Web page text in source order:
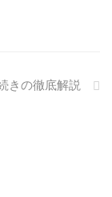
きの徹底解説